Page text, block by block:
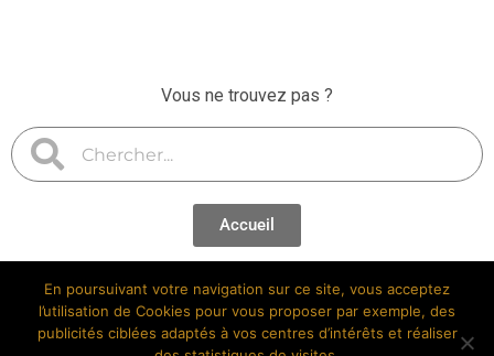
Vous ne trouvez pas ?
Accueil
En poursuivant votre navigation sur ce site, vous acceptez
l’utilisation de Cookies pour vous proposer par exemple, des
publicités ciblées adaptés à vos centres d’intérêts et réaliser